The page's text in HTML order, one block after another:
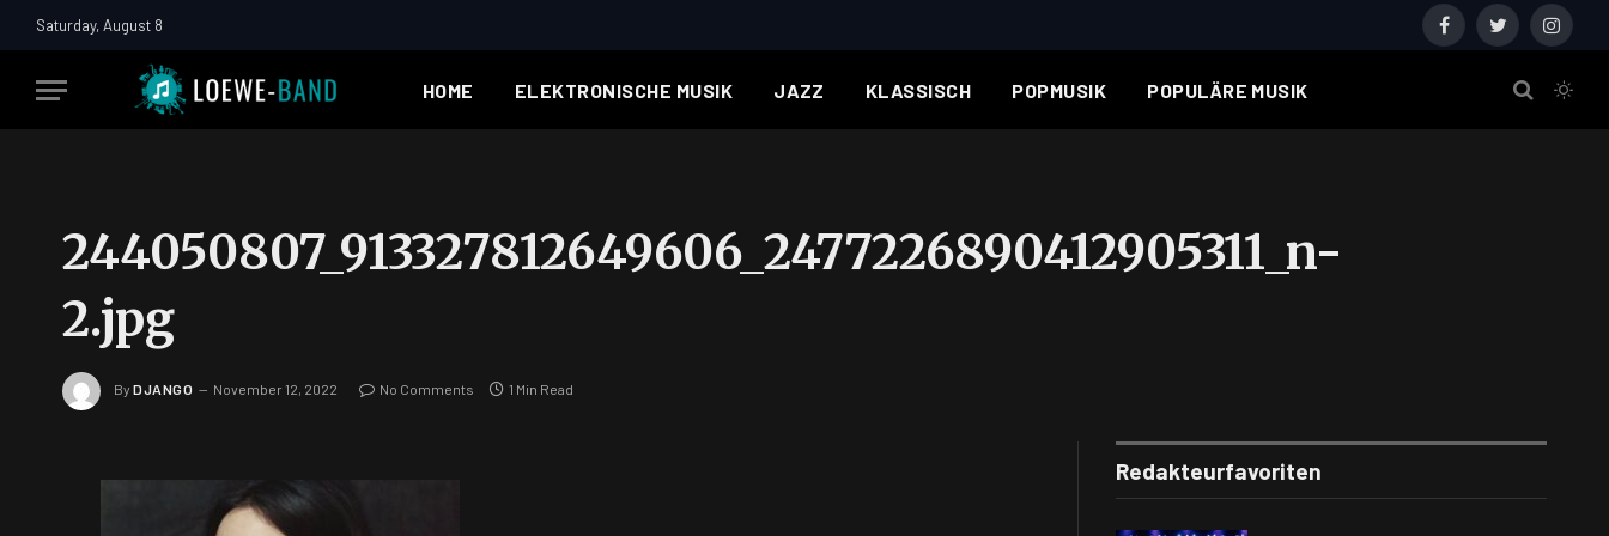
Saturday, August 8
FacebookTwitter
HOME ELEKTRONISCHE MUSIK JAZZ KLASSISCH POPMUSIK POPULÄRE MUSIK
244050807_913327812649606_2477226890412905311_n-
2.jpg
By DJANGO November 12, 2022 No Comments 1 Min Read
Redakteurfavoriten